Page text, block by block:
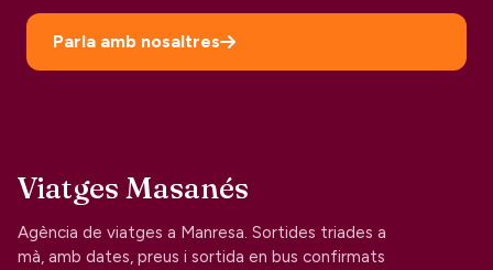
Parla amb nosaltres
Viatges Masanés
Agència de viatges a Manresa. Sortides triades a
mà, amb dates, preus i sortida en bus confirmats